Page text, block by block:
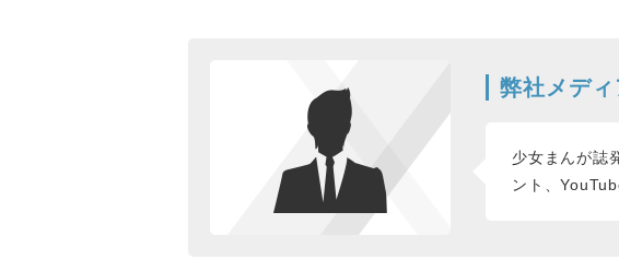
弊社メデ
少女まんが誌
ント、